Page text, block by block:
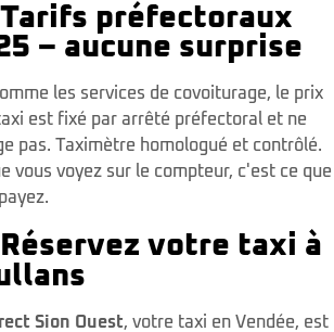
Tarifs préfectoraux
– aucune surprise
les services de covoiturage, le prix
est fixé par arrêté préfectoral et ne
pas. Taximètre homologué et contrôlé.
vous voyez sur le compteur, c'est ce que
Réservez votre taxi à
Sion Ouest, votre taxi en Vendée, est